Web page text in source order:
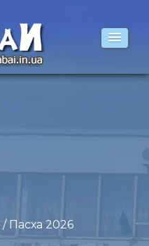
/ Пасха 2026